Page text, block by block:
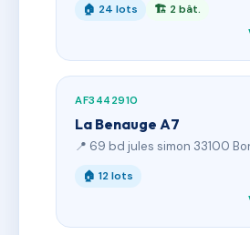
🏠 24 lots 🏗 2 bât.
AF3442910
La Benauge A7
📍 69 bd jules simon 33100
🏠 12 lots